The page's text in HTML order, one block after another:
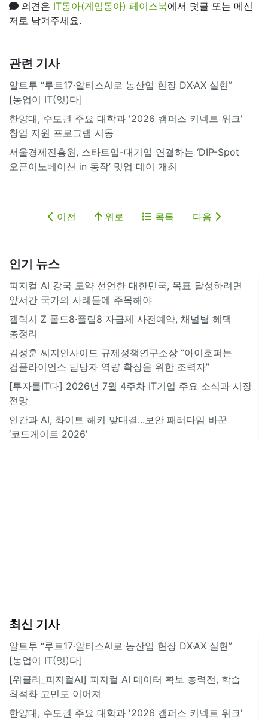
의견은 IT동아(게임동아) 페이스북에서 덧글 또는 메신
저로 남겨주세요.
관련 기사
알트투 “루트17·알티스AI로 농산업 현장 DX·AX 실현”
[농업이 IT(잇)다]
한양대, 수도권 주요 대학과 '2026 캠퍼스 커넥트 위크'
창업 지원 프로그램 시동
서울경제진흥원, 스타트업-대기업 연결하는 ‘DIP-Spot
오픈이노베이션 in 동작’ 밋업 데이 개최
이전 위로 목록 다음
인기 뉴스
피지컬 AI 강국 도약 선언한 대한민국, 목표 달성하려면
앞서간 국가의 사례들에 주목해야
갤럭시 Z 폴드8·플립8 자급제 사전예약, 채널별 혜택
총정리
김정훈 씨지인사이드 규제정책연구소장 “아이호퍼는
컴플라이언스 담당자 역량 확장을 위한 조력자”
[투자를IT다] 2026년 7월 4주차 IT기업 주요 소식과 시장
전망
인간과 AI, 화이트 해커 맞대결...보안 패러다임 바꾼
‘코드게이트 2026’
최신 기사
알트투 “루트17·알티스AI로 농산업 현장 DX·AX 실현”
[농업이 IT(잇)다]
[위클리_피지컬AI] 피지컬 AI 데이터 확보 총력전, 학습
최적화 고민도 이어져
한양대, 수도권 주요 대학과 '2026 캠퍼스 커넥트 위크'